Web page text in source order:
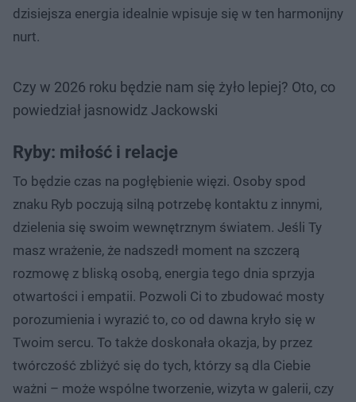
dzisiejsza energia idealnie wpisuje się w ten harmonijny
nurt.
Czy w 2026 roku będzie nam się żyło lepiej? Oto, co
powiedział jasnowidz Jackowski
Ryby: miłość i relacje
To będzie czas na pogłębienie więzi. Osoby spod
znaku Ryb poczują silną potrzebę kontaktu z innymi,
dzielenia się swoim wewnętrznym światem. Jeśli Ty
masz wrażenie, że nadszedł moment na szczerą
rozmowę z bliską osobą, energia tego dnia sprzyja
otwartości i empatii. Pozwoli Ci to zbudować mosty
porozumienia i wyrazić to, co od dawna kryło się w
Twoim sercu. To także doskonała okazja, by przez
twórczość zbliżyć się do tych, którzy są dla Ciebie
ważni – może wspólne tworzenie, wizyta w galerii, czy